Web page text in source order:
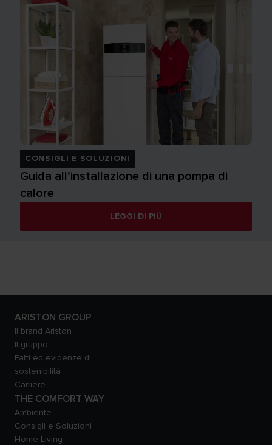
CONSIGLI E SOLUZIONI
Guida all’installazione di una pompa di
calore
LEGGI DI PIÙ
ARISTON GROUP
Il brand Ariston
Il gruppo
Fatti ed evidenze di
sostenibilità
Carriere
THE COMFORT WAY
Ambiente
Consigli e Soluzioni
Home Living